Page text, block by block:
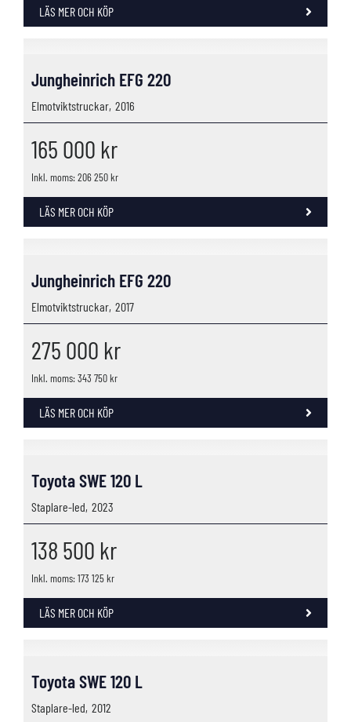
LÄS MER OCH KÖP
Jungheinrich EFG 220
Elmotviktstruckar, 2016
165 000 kr
Inkl. moms: 206 250 kr
LÄS MER OCH KÖP
Jungheinrich EFG 220
Elmotviktstruckar, 2017
275 000 kr
Inkl. moms: 343 750 kr
LÄS MER OCH KÖP
Toyota SWE 120 L
Staplare-led, 2023
138 500 kr
Inkl. moms: 173 125 kr
LÄS MER OCH KÖP
Toyota SWE 120 L
Staplare-led, 2012